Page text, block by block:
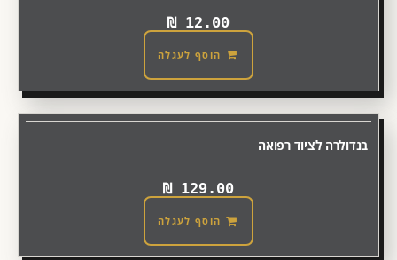
12.00
₪
הוסף לעגלה
בנדולרה לציוד רפואה
129.00
₪
הוסף לעגלה